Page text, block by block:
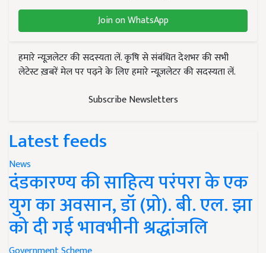
Join on WhatsApp
हमारे न्यूज़लेटर की सदस्यता लें. कृषि से संबंधित देशभर की सभी
लेटेस्ट ख़बरें मेल पर पढ़ने के लिए हमारे न्यूज़लेटर की सदस्यता लें.
Subscribe Newsletters
Latest feeds
News
दंडकारण्य की साहित्य परंपरा के एक
युग का अवसान, डॉ (प्रो). बी. एल. झा
को दी गई भावभीनी श्रद्धांजलि